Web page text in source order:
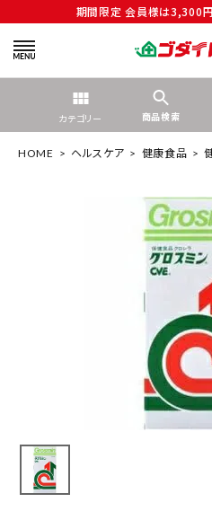
期間限定 会員様は3,300
カテゴリー 商品検索
絞り込んで検索する
person 会員登
新着商品
HOME ヘルスケア 健康食品